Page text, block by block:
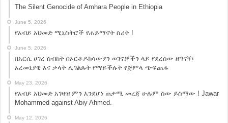
The Silent Genocide of Amhara People in Ethiopia
June 5, 2026
የአብይ አህመድ ሚኒስትሮች የሐይማኖት ስሪት !
June 5, 2026
በአርሲ ሀገረ ስብከት በኦርቶዶክሳውያን ወገኖቻችን ላይ የደረሰው ዘግናኝ፣
አረመኔያዊ እና ቃላት ሊገልጹት የማይችሉት የጅምላ ጭፍጨፋ
May 23, 2026
የአብይ አህመድ አገዛዝ ምን እንደሆነ ጠቃሚ መረጃ ሁሉም ሰው ይስማው ! Jawar
Mohammed against Abiy Ahmed.
May 12, 2026